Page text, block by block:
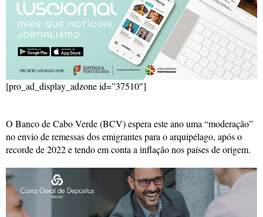
[pro_ad_display_adzone id=”37510″]
O Banco de Cabo Verde (BCV) espera este ano uma “moderação”
no envio de remessas dos emigrantes para o arquipélago, após o
recorde de 2022 e tendo em conta a inflação nos países de origem.